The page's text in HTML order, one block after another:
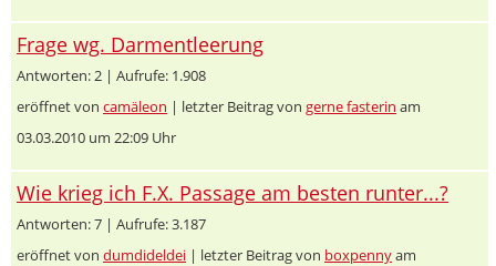
Frage wg. Darmentleerung
Antworten: 2 | Aufrufe: 1.908
eröffnet von camäleon | letzter Beitrag von gerne fasterin am
03.03.2010 um 22:09 Uhr
Wie krieg ich F.X. Passage am besten runter...?
Antworten: 7 | Aufrufe: 3.187
eröffnet von dumdideldei | letzter Beitrag von boxpennyam